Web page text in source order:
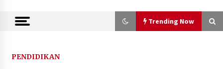
Trending Now
PENDIDIKAN